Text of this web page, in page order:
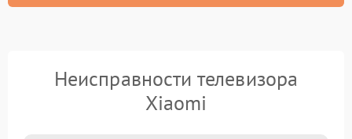
Неисправности телевизора
Xiaomi